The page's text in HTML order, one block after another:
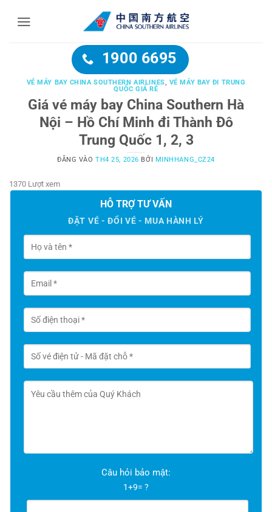
1900 6695
VÉ MÁY BAY CHINA SOUTHERN AIRLINES, VÉ MÁY BAY ĐI TRUNG
QUỐC GIÁ RẺ
Giá vé máy bay China Southern Hà
Nội – Hồ Chí Minh đi Thành Đô
Trung Quốc 1, 2, 3
ĐĂNG VÀOTH4 25, 2026 BỞI MINHHANG_CZ24
1370 Lượt xem
HỖ TRỢ TƯ VẤN
ĐẶT VÉ - ĐỔI VÉ - MUA HÀNH LÝ
Câu hỏi bảo mật:
1+9= ?